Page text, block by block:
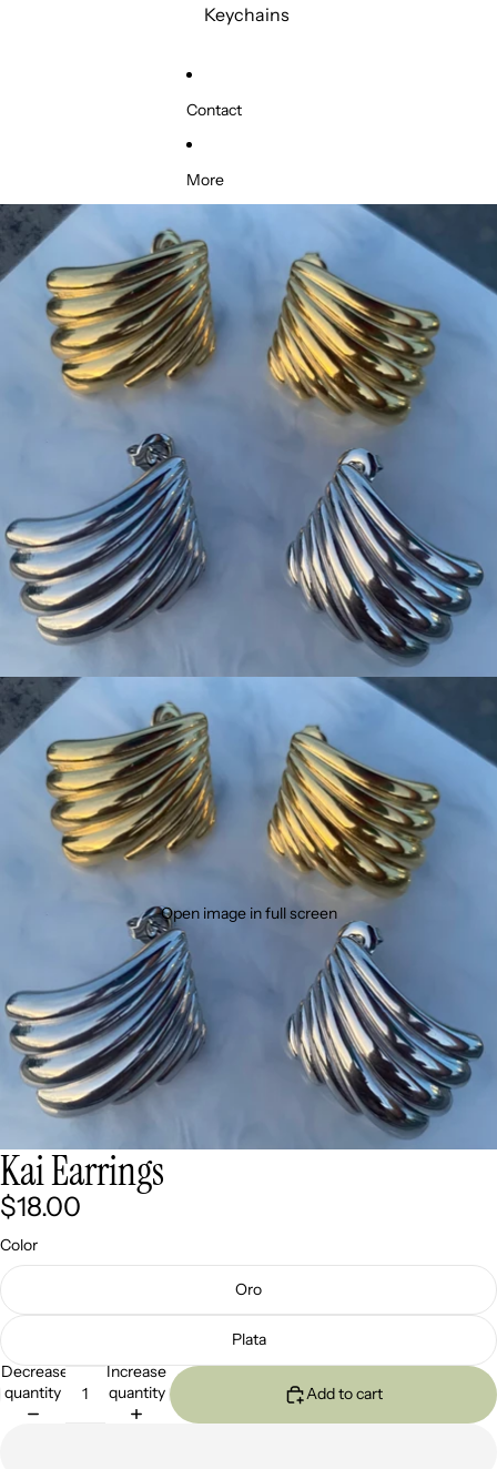
Keychains
Contact
More
Skip to product information
Open image in full screen
Kai Earrings
$18.00
Color
Oro
Plata
Decrease
quantity
Increase
quantity
Add to cart